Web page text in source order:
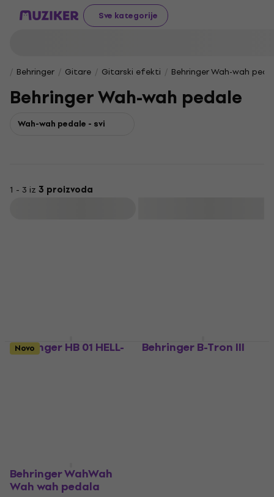
Sve kategorije
Behringer Gitare Gitarski efekti Behringer Wah-wah
Behringer Wah-wah pedale
Wah-wah pedale - svi
1 - 3 iz 3 proizvoda
Behringer HB 01 HELL-
BABE Wah wah pedala
Behringer B-Tron III
Novo
Behringer WahWah
Wah wah pedala